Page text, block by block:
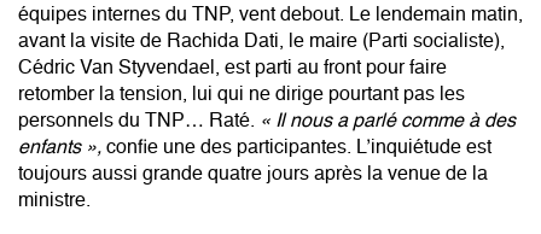
équipes internes du TNP, vent debout. Le lendemain matin,
avant la visite de Rachida Dati, le maire (Parti socialiste),
Cédric Van Styvendael, est parti au front pour faire
retomber la tension, lui qui ne dirige pourtant pas les
personnels du TNP… Raté. « Il nous a parlé comme à des
enfants », confie une des participantes. L’inquiétude est
toujours aussi grande quatre jours après la venue de la
ministre.